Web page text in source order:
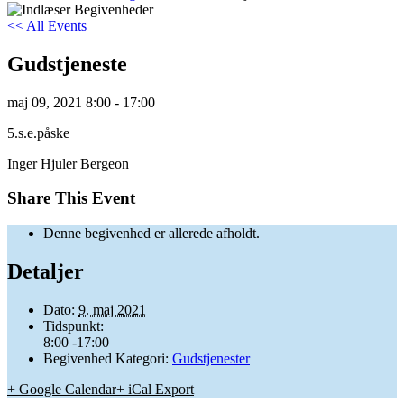
<< All Events
Gudstjeneste
maj 09, 2021 8:00 - 17:00
5.s.e.påske
Inger Hjuler Bergeon
Share This Event
Denne begivenhed er allerede afholdt.
Detaljer
Dato: 9. maj 2021
Tidspunkt:
8:00 -17:00
Begivenhed Kategori: Gudstjenester
+ Google Calendar+ iCal Export